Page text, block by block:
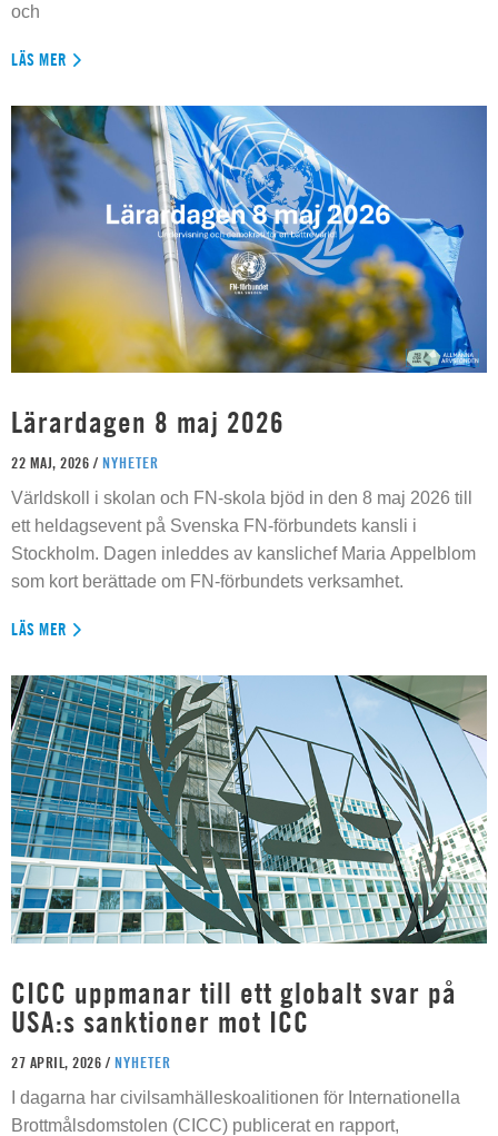
och
LÄS MER
Lärardagen 8 maj 2026
22 MAJ, 2026 / NYHETER
Världskoll i skolan och FN-skola bjöd in den 8 maj 2026 till
ett heldagsevent på Svenska FN-förbundets kansli i
Stockholm. Dagen inleddes av kanslichef Maria Appelblom
som kort berättade om FN-förbundets verksamhet.
LÄS MER
CICC uppmanar till ett globalt svar på
USA:s sanktioner mot ICC
27 APRIL, 2026 / NYHETER
I dagarna har civilsamhälleskoalitionen för Internationella
Brottmålsdomstolen (CICC) publicerat en rapport,